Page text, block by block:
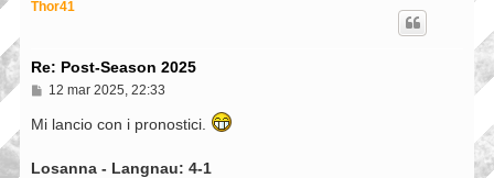
p
Thor41
Re: Post-Season 2025
M
s
s
g
12 mar 2025, 22:33
Mi lancio con i pronostici.
Losanna - Langnau: 4-1